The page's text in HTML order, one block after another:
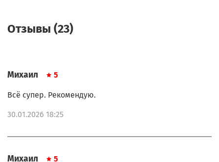
Отзывы (23)
Михаил 5
Всё супер. Рекомендую.
30.01.2026 18:25
Михаил 5